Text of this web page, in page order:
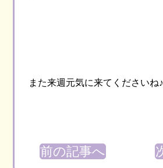
また来週元気に来てくださいね♪
前の記事へ